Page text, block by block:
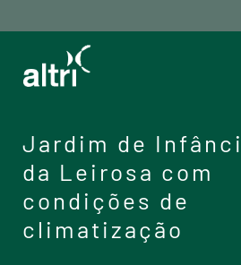
Jardim de
da Leirosa com
condições de
climatização